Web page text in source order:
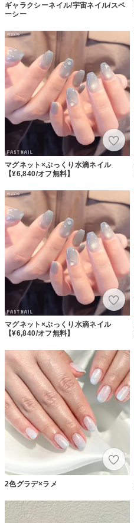
ギャラクシーネイル/宇宙ネイル/スペ
ーシー
マグネット×ぷっくり水滴ネイル
【¥6,840/オフ無料】
マグネット×ぷっくり水滴ネイル
【¥6,840/オフ無料】
2色グラデ×ラメ